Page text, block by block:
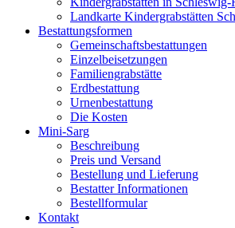
Landkarte Kindergrabstätten
Bestattungsformen
Gemeinschaftsbestattungen
Einzelbeisetzungen
Familiengrabstätte
Erdbestattung
Urnenbestattung
Die Kosten
Mini-Sarg
Beschreibung
Preis und Versand
Bestellung und Lieferung
Bestatter Informationen
Bestellformular
Kontakt